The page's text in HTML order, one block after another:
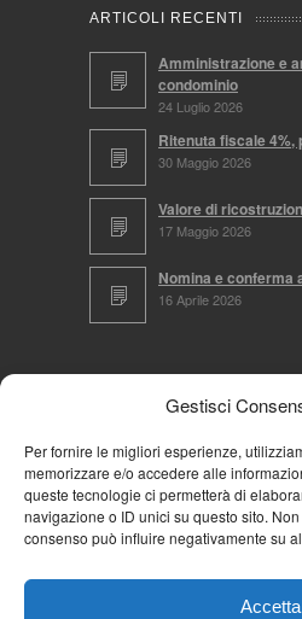
Gestisci
Per fornire le migliori esperienze,
memorizzare e/o accedere alle
queste tecnologie ci permetterà di
navigazione o ID unici su questo sito.
consenso può influire negativamente su
Accetta
ARTICOLI RECENTI
Amministrazione e
condominio
24 Luglio 2026
Ritenuta fiscale
30 Maggio 2026
Valore di
17 Maggio 2026
Nomina e conferma
16 Aprile 2026
CERCA NEL SITO
NAVIGA PER
Mappa completa
Cookie Policy (UE)